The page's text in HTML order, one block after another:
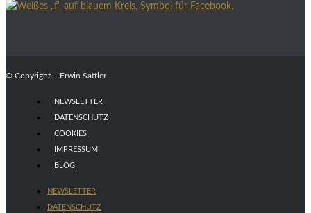
© Copyright – Erwin Sattler
NEWSLETTER
DATENSCHUTZ
COOKIES
IMPRESSUM
BLOG
NEWSLETTER
DATENSCHUTZ